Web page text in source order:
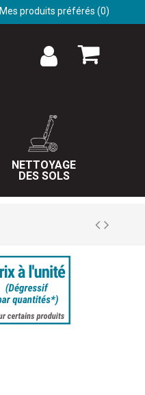
Mes produits préférés (0)
NETTOYAGE
DES SOLS